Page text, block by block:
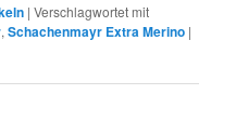
|Verschlagwortet mit
,Schachenmayr Extra Merino |